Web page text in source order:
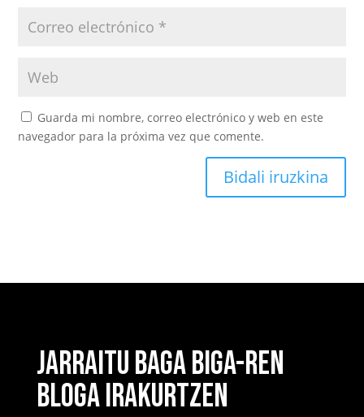
Guarda mi nombre, correo electrónico y web en este
navegador para la próxima vez que comente.
Bidali iruzkina
JARRAITU BAGA BIGA-REN
BLOGA IRAKURTZEN